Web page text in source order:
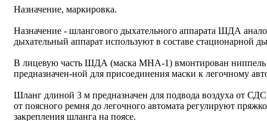
Назначение, маркировка.
Назначение - шлангового дыхательного аппарата ШДА
дыхательный аппарат используют в составе стационарной
В лицевую часть ШДА (маска МНА-1) вмонтирован ниппель
предназначен-ной для присоединения маски к легочному
Шланг длиной 3 м предназначен для подвода воздуха от
от поясного ремня до легочного автомата регулируют
закрепления шланга на поясе.